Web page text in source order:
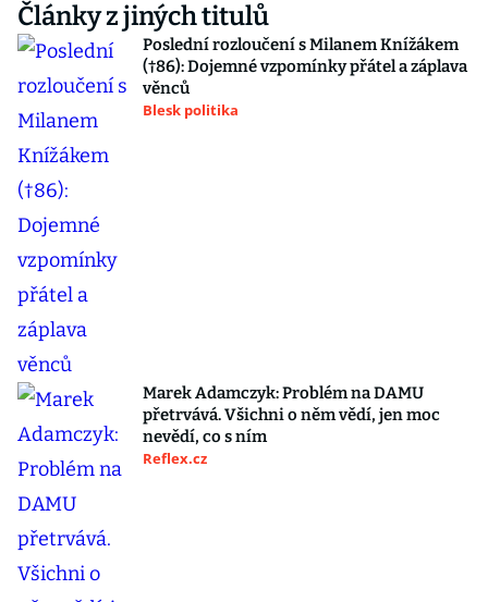
Články z jiných titulů
Poslední rozloučení s Milanem Knížákem
(†86): Dojemné vzpomínky přátel a záplava
věnců
Blesk politika
Marek Adamczyk: Problém na DAMU
přetrvává. Všichni o něm vědí, jen moc
nevědí, co s ním
Reflex.cz